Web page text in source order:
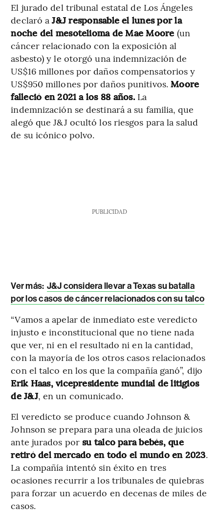
El jurado del tribunal estatal de Los Ángeles
declaró aJ&J responsable el lunes por la
noche del mesotelioma de Mae Moore (un
cáncer relacionado con la exposición al
asbesto) y le otorgó una indemnización de
US$16 millones por daños compensatorios y
US$950 millones por daños punitivos. Moore
falleció en 2021 a los 88 años. La
indemnización se destinará a su familia, que
alegó que J&J ocultó los riesgos para la salud
de su icónico polvo.
PUBLICIDAD
Ver más: J&J considera llevar a Texas su batalla
por los casos de cáncer relacionados con su talco
“Vamos a apelar de inmediato este veredicto
injusto e inconstitucional que no tiene nada
que ver, ni en el resultado ni en la cantidad,
con la mayoría de los otros casos relacionados
con el talco en los que la compañía ganó”, dijo
Erik Haas, vicepresidente mundial de litigios
de J&J, en un comunicado.
El veredicto se produce cuando Johnson &
Johnson se prepara para una oleada de juicios
ante jurados porsu talco para bebés, que
retiró del mercado en todo el mundo en 2023.
La compañía intentó sin éxito en tres
ocasiones recurrir a los tribunales de quiebras
para forzar un acuerdo en decenas de miles de
casos.